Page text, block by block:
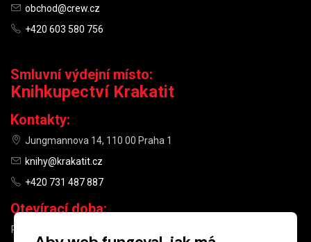
obchod@crew.cz
+420 603 580 756
Smluvní výdejní místo:
Knihkupectví Krakatit
Kontakty:
Jungmannova 14, 110 00 Praha 1
knihy@krakatit.cz
+420 731 487 887
Otevírací doba:
PO–PÁ